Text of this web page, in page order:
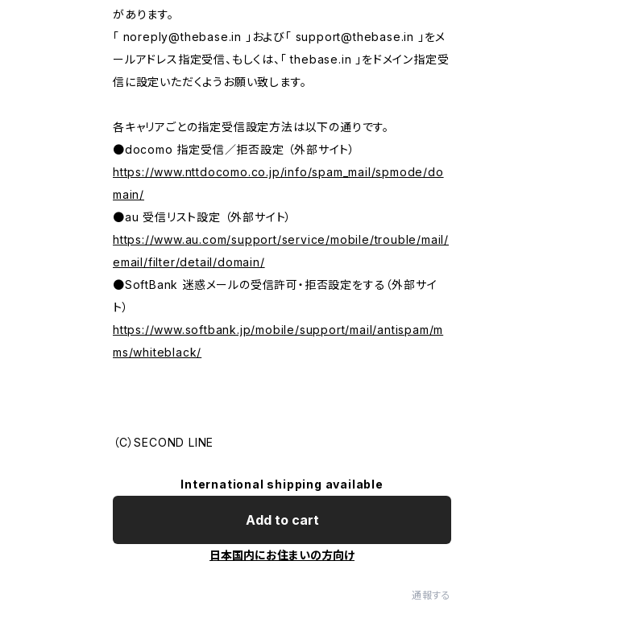
があります。
「 noreply@thebase.in 」および「 support@thebase.in
」をメ
ールアドレス指定受信、もしくは、「 thebase.in 」をドメイン指定受
信に設定いただくようお願い致します。
各キャリアごとの指定受信設定方法は以下の通りです。
●docomo 指定受信／拒否設定 （外部サイト）
https://www.nttdocomo.co.jp/info/spam_mail/spmode/do
main/
●au 受信リスト設定 （外部サイト）
https://www.au.com/support/service/mobile/trouble/mail/
email/filter/detail/domain/
●SoftBank 迷惑メールの受信許可・拒否設定をする（外部サイ
ト）
https://www.softbank.jp/mobile/support/mail/antispam/m
ms/whiteblack/
（C）SECOND LINE
International shipping available
Add to cart
日本国内にお住まいの方向け
通報する